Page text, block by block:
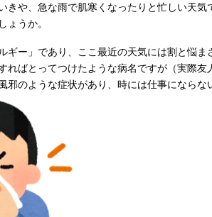
や、急な雨で肌寒くなったりと忙しい天気
ょうか。
ー」であり、ここ最近の天気には割と悩ま
ればとってつけたような病名ですが（実際
邪のような症状があり、時には仕事になら